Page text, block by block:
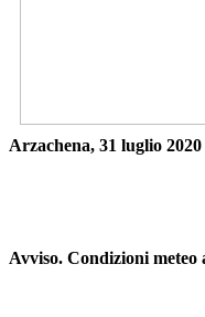
Arzachena, 31 luglio 2020
Avviso. Condizioni meteo